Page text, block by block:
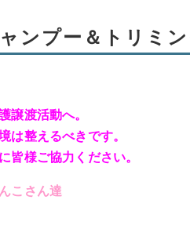
プー＆トリミン
譲渡活動へ。
は整えるべきです。
皆様ご協力ください。
こさん達